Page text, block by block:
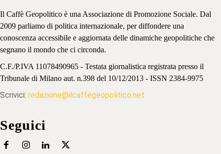
Il Caffè Geopolitico è una Associazione di Promozione Sociale. Dal
2009 parliamo di politica internazionale, per diffondere una
conoscenza accessibile e aggiornata delle dinamiche geopolitiche che
segnano il mondo che ci circonda.
C.F./P.IVA 11078490965 - Testata giornalistica registrata presso il
Tribunale di Milano aut. n.398 del 10/12/2013 - ISSN 2384-9975
Scrivici: redazione@ilcaffegeopolitico.net
Seguici